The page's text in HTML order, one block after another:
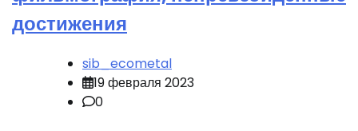
достижения
sib_ecometal
19 февраля 2023
0